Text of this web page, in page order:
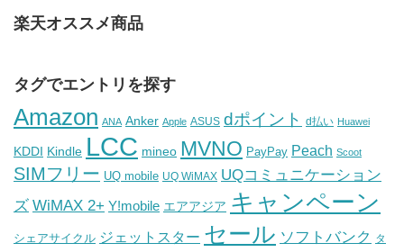
楽天オススメ商品
タグでエントリを探す
Amazon ANA Anker Apple ASUS dポイント d払い Huawei
KDDI Kindle LCC mineo MVNO PayPay Peach Scoot
SIMフリー UQ mobile UQ WiMAX UQコミュニケーション
ズ WiMAX 2+ Y!mobile エアアジア キャンペーン
シェアサイクル ジェットスター セール ソフトバンク タ